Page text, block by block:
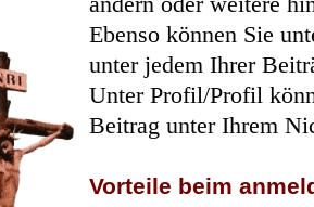
Ebenso können Sie
unter jedem Ihrer
Unter Profil/Profil
Beitrag unter Ihrem
Vorteile beim